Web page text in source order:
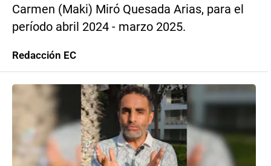
Carmen (Maki) Miró Quesada Arias, para el
período abril 2024 - marzo 2025.
Redacción EC